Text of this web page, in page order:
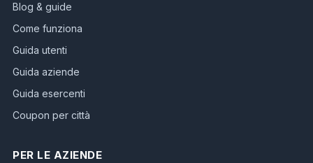
Blog & guide
Come funziona
Guida utenti
Guida aziende
Guida esercenti
Coupon per città
PER LE AZIENDE